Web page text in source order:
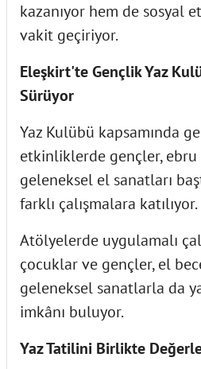
kazanıyor hem de sosyal
vakit geçiriyor.
Eleşkirt'te Gençlik Yaz
Sürüyor
Yaz Kulübü kapsamında
etkinliklerde gençler, ebru
geleneksel el sanatları
farklı çalışmalara katılıyor.
Atölyelerde uygulamalı
çocuklar ve gençler, el
geleneksel sanatlarla da
imkânı buluyor.
Yaz Tatilini Birlikte